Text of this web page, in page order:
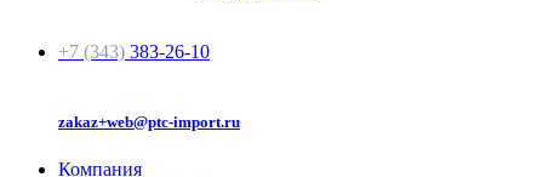
+7 (343) 383-26-10
zakaz+web@ptc-import.ru
Компания